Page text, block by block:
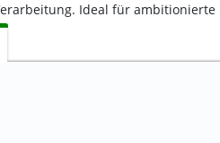
Ideal für